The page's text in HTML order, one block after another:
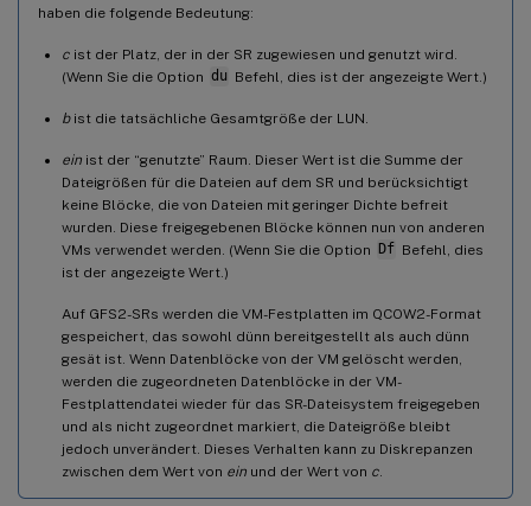
haben die folgende Bedeutung:
c ist der Platz, der in der SR zugewiesen und genutzt wird.
(Wenn Sie die Option du Befehl, dies ist der angezeigte Wert.)
bist die tatsächliche Gesamtgröße der LUN.
ein ist der “genutzte” Raum. Dieser Wert ist die Summe der
Dateigrößen für die Dateien auf dem SR und berücksichtigt
keine Blöcke, die von Dateien mit geringer Dichte befreit
wurden. Diese freigegebenen Blöcke können nun von anderen
VMs verwendet werden. (Wenn Sie die Option
Df Befehl, dies
ist der angezeigte Wert.)
Auf GFS2-SRs werden die VM-Festplatten im QCOW2-Format
gespeichert, das sowohl dünn bereitgestellt als auch dünn
gesät ist. Wenn Datenblöcke von der VM gelöscht werden,
werden die zugeordneten Datenblöcke in der VM-
Festplattendatei wieder für das SR-Dateisystem freigegeben
und als nicht zugeordnet markiert, die Dateigröße bleibt
jedoch unverändert. Dieses Verhalten kann zu Diskrepanzen
zwischen dem Wert von ein und der Wert von c